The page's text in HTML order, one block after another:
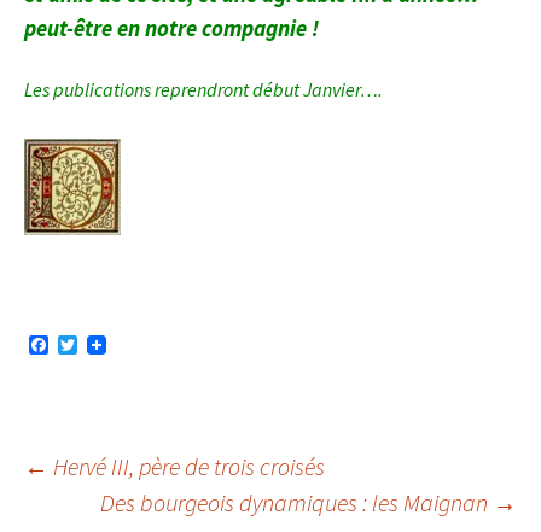
peut-être en notre compagnie !
Les publications reprendront début Janvier….
o
k
T
r
Navigation
← Hervé III, père de trois croisés
Des bourgeois dynamiques : les Maignan →